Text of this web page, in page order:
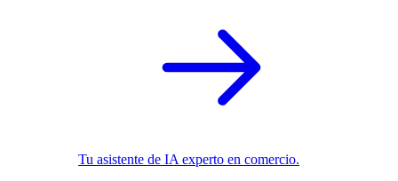
Tu asistente de IA experto en comercio.